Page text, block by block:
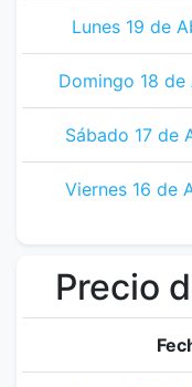
Lunes 19 de
Domingo 18
Sábado 17 de
Viernes 16 de
Precio